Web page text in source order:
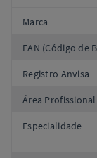
Marca
EAN (Código de
Registro Anvisa
Área Profissional
Especialidade